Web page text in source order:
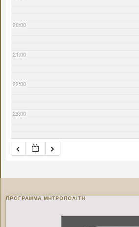
20:00
21:00
22:00
23:00
ΠΡΌΓΡΑΜΜΑ ΜΗΤΡΟΠΟΛΊΤΗ